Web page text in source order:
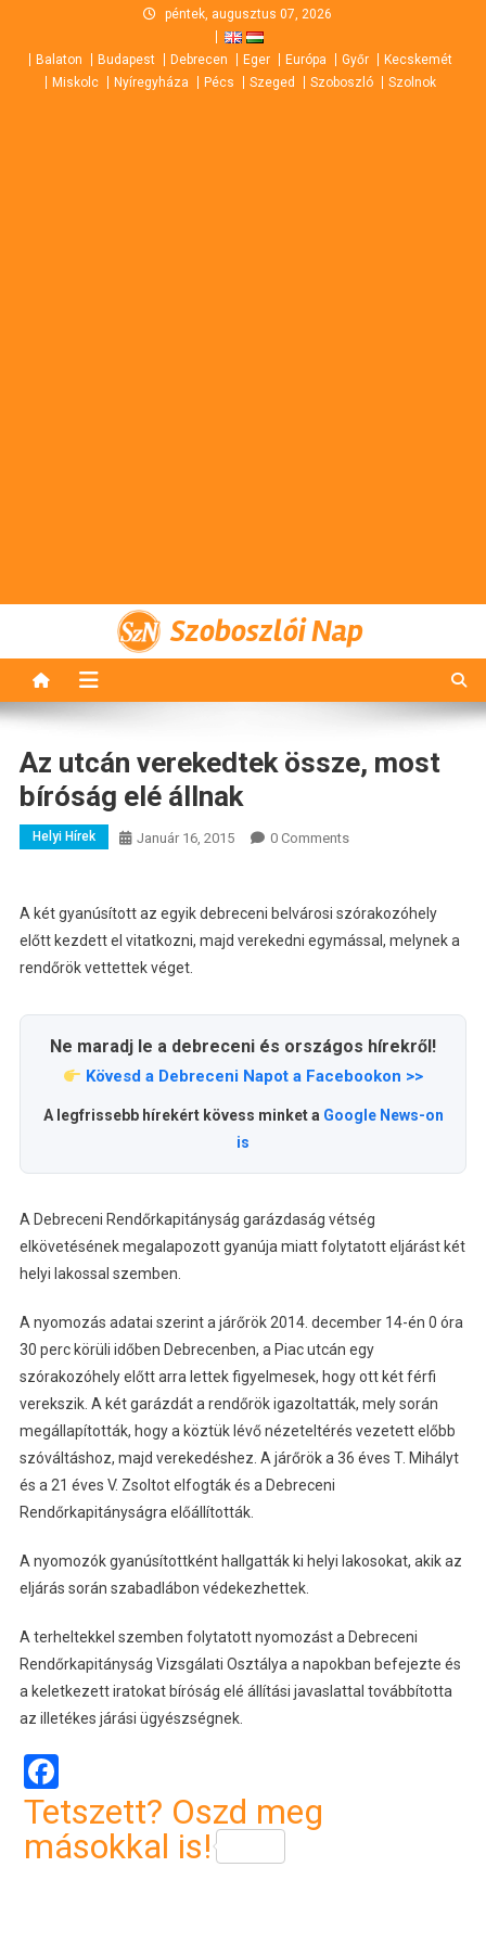
content
péntek, augusztus 07, 2026
Balaton Budapest Debrecen Eger Európa Győr
Kecskemét
Miskolc
Nyíregyháza Pécs Szeged Szoboszló Szolnok
Szoboszlói Nap
Az utcán verekedtek össze, most
bíróság elé állnak
Helyi Hírek Január 16, 2015 0 Comments
A két gyanúsított az egyik debreceni belvárosi szórakozóhely
előtt kezdett el vitatkozni, majd verekedni egymással, melynek a
rendőrök vettettek véget.
Ne maradj le a debreceni és országos hírekről!
Kövesd a Debreceni Napot a Facebookon >>
A legfrissebb hírekért kövess minket a Google News-on
is
A Debreceni Rendőrkapitányság garázdaság vétség
elkövetésének megalapozott gyanúja miatt folytatott eljárást két
helyi lakossal szemben.
A nyomozás adatai szerint a járőrök 2014. december 14-én 0 óra
30 perc körüli időben Debrecenben, a Piac utcán egy
szórakozóhely előtt arra lettek figyelmesek, hogy ott két férfi
verekszik. A két garázdát a rendőrök igazoltatták, mely során
megállapították, hogy a köztük lévő nézeteltérés vezetett előbb
szóváltáshoz, majd verekedéshez. A járőrök a 36 éves T. Mihályt
és a 21 éves V. Zsoltot elfogták és a Debreceni
Rendőrkapitányságra előállították.
A nyomozók gyanúsítottként hallgatták ki helyi lakosokat, akik az
eljárás során szabadlábon védekezhettek.
A terheltekkel szemben folytatott nyomozást a Debreceni
Rendőrkapitányság Vizsgálati Osztálya a napokban befejezte és
a keletkezett iratokat bíróság elé állítási javaslattal továbbította
az illetékes járási ügyészségnek.
Facebook
Tetszett? Oszd meg
másokkal is!